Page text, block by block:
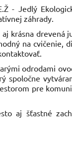
- Jedlý
záhrady.
aj krásna
na cvičenie,
odrodami
spoločne
pre
aj šťastné